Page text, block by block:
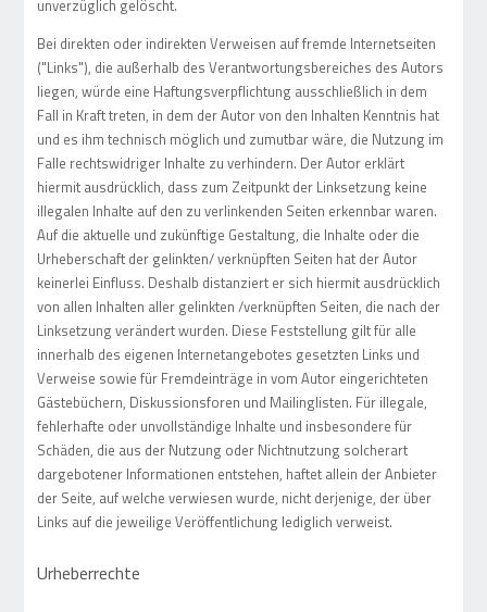
unverzüglich gelöscht.
Bei direkten oder indirekten Verweisen auf fremde Internetseiten
("Links"), die außerhalb des Verantwortungsbereiches des Autors
liegen, würde eine Haftungsverpflichtung ausschließlich in dem
Fall in Kraft treten, in dem der Autor von den Inhalten Kenntnis hat
und es ihm technisch möglich und zumutbar wäre, die Nutzung im
Falle rechtswidriger Inhalte zu verhindern. Der Autor erklärt
hiermit ausdrücklich, dass zum Zeitpunkt der Linksetzung keine
illegalen Inhalte auf den zu verlinkenden Seiten erkennbar waren.
Auf die aktuelle und zukünftige Gestaltung, die Inhalte oder die
Urheberschaft der gelinkten/ verknüpften Seiten hat der Autor
keinerlei Einfluss. Deshalb distanziert er sich hiermit ausdrücklich
von allen Inhalten aller gelinkten /verknüpften Seiten, die nach der
Linksetzung verändert wurden. Diese Feststellung gilt für alle
innerhalb des eigenen Internetangebotes gesetzten Links und
Verweise sowie für Fremdeinträge in vom Autor eingerichteten
Gästebüchern, Diskussionsforen und Mailinglisten. Für illegale,
fehlerhafte oder unvollständige Inhalte und insbesondere für
Schäden, die aus der Nutzung oder Nichtnutzung solcherart
dargebotener Informationen entstehen, haftet allein der Anbieter
der Seite, auf welche verwiesen wurde, nicht derjenige, der über
Links auf die jeweilige Veröffentlichung lediglich verweist.
Urheberrechte